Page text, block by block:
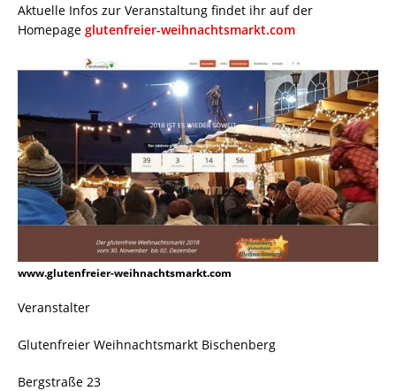
Aktuelle Infos zur Veranstaltung findet ihr auf der
Homepage glutenfreier-weihnachtsmarkt.com
www.glutenfreier-weihnachtsmarkt.com
Veranstalter
Glutenfreier Weihnachtsmarkt Bischenberg
Bergstraße 23